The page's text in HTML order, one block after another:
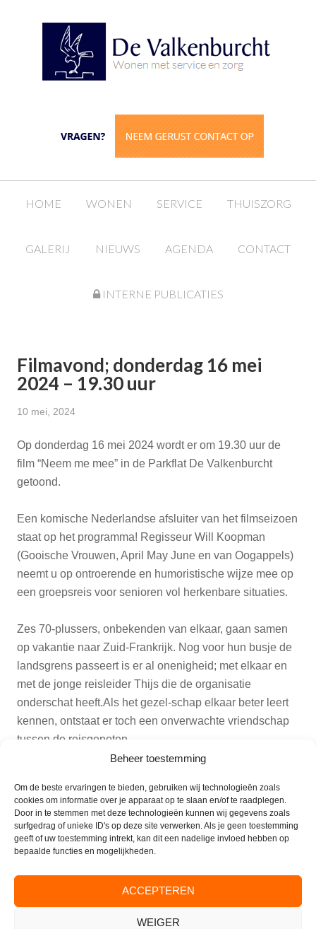
Beheer toestemming
Om de beste ervaringen te bieden, gebruiken wij technologieën zoals
cookies om informatie over je apparaat op te slaan en/of te raadplegen.
Door in te stemmen met deze technologieën kunnen wij gegevens zoals
surfgedrag of unieke ID's op deze site verwerken. Als je geen toestemming
geeft of uw toestemming intrekt, kan dit een nadelige invloed hebben op
bepaalde functies en mogelijkheden.
ACCEPTEREN
WEIGER
HOME WONEN SERVICE THUISZORG
GALERIJ NIEUWS AGENDA CONTACT
INTERNE PUBLICATIES
Filmavond; donderdag 16 mei
2024 – 19.30 uur
10 mei, 2024
Op donderdag 16 mei 2024 wordt er om 19.30 uur de
film “Neem me mee” in de Parkflat De Valkenburcht
getoond.
Een komische Nederlandse afsluiter van het filmseizoen
staat op het programma! Regisseur Will Koopman
(Gooische Vrouwen, April May June en van Oogappels)
neemt u op ontroerende en humoristische wijze mee op
een groepsreis voor senioren vol herkenbare situaties.
Zes 70-plussers, onbekenden van elkaar, gaan samen
op vakantie naar Zuid-Frankrijk. Nog voor hun busje de
landsgrens passeert is er al onenigheid; met elkaar en
met de jonge reisleider Thijs die de organisatie
onderschat heeft.Als het gezel-schap elkaar beter leert
kennen, ontstaat er toch een onverwachte vriendschap
tussen de reisgenoten.
mijmeren en steunen elkaar en stappen zelfs buiten hun
comfortzone!
De toegang is gratis voor bewoners en bezoekers
koffie en thee voor u klaar. Na afloop van deze avond
kunt u bij de bar nog een drankje bestellen.